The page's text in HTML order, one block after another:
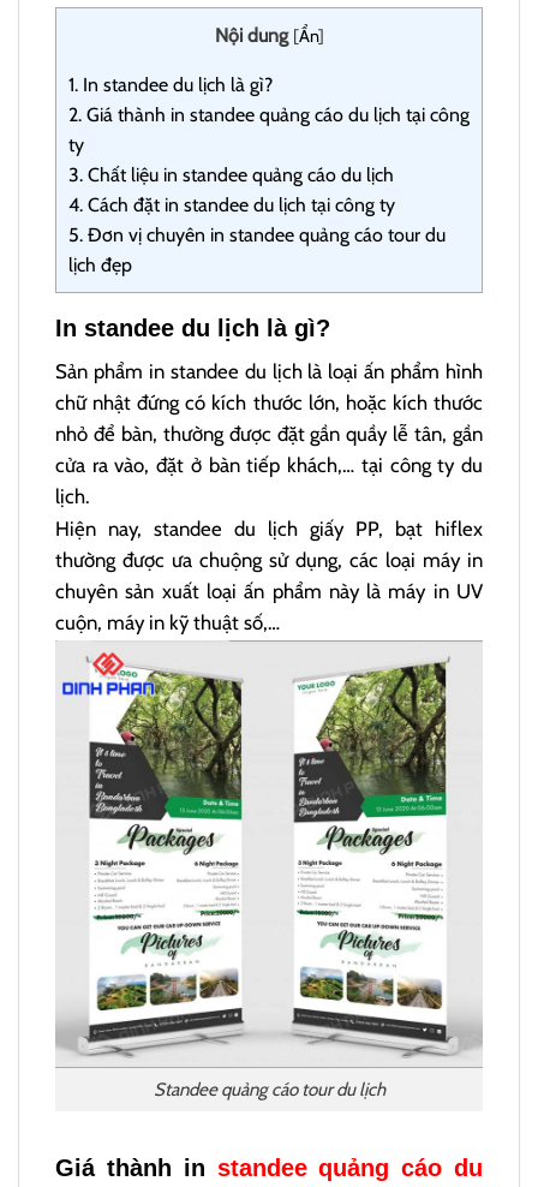
Nội dung [Ẩn]
1. In standee du lịch là gì?
2. Giá thành in standee quảng cáo du lịch tại công
ty
3. Chất liệu in standee quảng cáo du lịch
4. Cách đặt in standee du lịch tại công ty
5. Đơn vị chuyên in standee quảng cáo tour du
lịch đẹp
In standee du lịch là gì?
Sản phẩm in standee du lịch là loại ấn phẩm hình
chữ nhật đứng có kích thước lớn, hoặc kích thước
nhỏ để bàn, thường được đặt gần quầy lễ tân, gần
cửa ra vào, đặt ở bàn tiếp khách,… tại công ty du
lịch.
Hiện nay, standee du lịch giấy PP, bạt hiflex
thường được ưa chuộng sử dụng, các loại máy in
chuyên sản xuất loại ấn phẩm này là máy in UV
cuộn, máy in kỹ thuật số,…
Standee quảng cáo tour du lịch
Giá thành in standee quảng cáo du